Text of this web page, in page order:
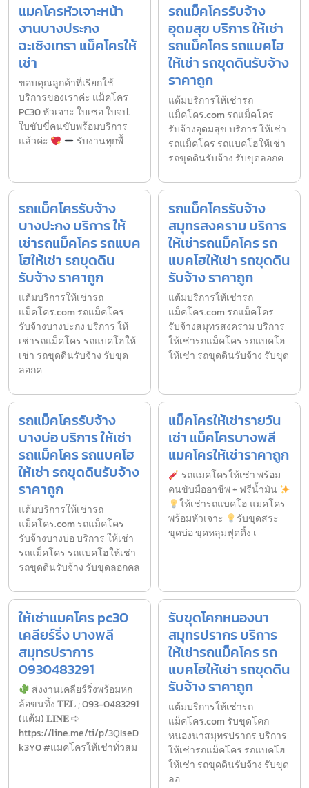
แมคโครหัวเจาะหน้า
งานบางประกง
ฉะเชิงเทรา แม็คโครให้
เช่า
ขอบคุณลูกค้าที่เรียกใช้
บริการของเราค่ะ แม็คโคร
PC30 หัวเจาะ ใบเซอ ใบจป.
ใบขับขี่คนขับพร้อมบริการ
แล้วค่ะ
รับงานทุกพื้
รถแม็คโครรับจ้าง
อุดมสุข บริการ ให้เช่า
รถแม็คโคร รถแบคโฮ
ให้เช่า รถขุดดินรับจ้าง
ราคาถูก
แต้มบริการให้เช่ารถ
แม็คโคร.com รถแม็คโคร
รับจ้างอุดมสุข บริการ ให้เช่า
รถแม็คโคร รถแบคโฮให้เช่า
รถขุดดินรับจ้าง รับขุดลอกค
รถแม็คโครรับจ้าง
บางปะกง บริการ ให้
เช่ารถแม็คโคร รถแบค
โฮให้เช่า รถขุดดิน
รับจ้าง ราคาถูก
แต้มบริการให้เช่ารถ
แม็คโคร.com รถแม็คโคร
รับจ้างบางปะกง บริการ ให้
เช่ารถแม็คโคร รถแบคโฮให้
เช่า รถขุดดินรับจ้าง รับขุด
ลอกค
รถแม็คโครรับจ้าง
สมุทรสงคราม บริการ
ให้เช่ารถแม็คโคร รถ
แบคโฮให้เช่า รถขุดดิน
รับจ้าง ราคาถูก
แต้มบริการให้เช่ารถ
แม็คโคร.com รถแม็คโคร
รับจ้างสมุทรสงคราม บริการ
ให้เช่ารถแม็คโคร รถแบคโฮ
ให้เช่า รถขุดดินรับจ้าง รับขุด
รถแม็คโครรับจ้าง
บางบ่อ บริการ ให้เช่า
รถแม็คโคร รถแบคโฮ
ให้เช่า รถขุดดินรับจ้าง
ราคาถูก
แต้มบริการให้เช่ารถ
แม็คโคร.com รถแม็คโคร
รับจ้างบางบ่อ บริการ ให้เช่า
รถแม็คโคร รถแบคโฮให้เช่า
รถขุดดินรับจ้าง รับขุดลอกคล
แม็คโครให้เช่ารายวัน
เช่า แม็คโครบางพลี
แมคโครให้เช่าราคาถูก
รถแมคโครให้เช่า พร้อม
คนขับมืออาชีพ + ฟรีน้ำมัน
ให้เช่ารถแบคโฮ แมคโคร
พร้อมหัวเจาะ
รับขุดสระ
ขุดบ่อ ขุดหลุมฟุตติ้ง เ
ให้เช่าแมคโคร pc30
เคลียร์ริ่ง บางพลี
สมุทรปราการ
0930483291
ส่งงานเคลียร์ริ่งพร้อมหก
ล้อขนทิ้ง 𝐓𝐄𝐋 ; 093-0483291
(แต้ม) 𝐋𝐈𝐍𝐄 ➪
https://line.me/ti/p/3QIseD
k3Y0 #แมคโครให้เช่าทั่วสม
รับขุดโคกหนองนา
สมุทรปรากร บริการ
ให้เช่ารถแม็คโคร รถ
แบคโฮให้เช่า รถขุดดิน
รับจ้าง ราคาถูก
แต้มบริการให้เช่ารถ
แม็คโคร.com รับขุดโคก
หนองนาสมุทรปรากร บริการ
ให้เช่ารถแม็คโคร รถแบคโฮ
ให้เช่า รถขุดดินรับจ้าง รับขุด
ลอ